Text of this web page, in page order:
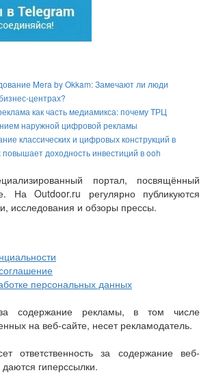
Mera by Okkam: Замечают ли люди
центрах?
как часть медиамикса: почему ТРЦ
наружной цифровой рекламы
классических и цифровых конструкций в
доходность инвестиций в ooh
портал, посвящённый
На Outdoor.ru регулярно публикуются
исследования и обзоры прессы.
персональных данных
за содержание рекламы, в том числе
на веб-сайте, несет рекламодатель.
ответственность за содержание веб-
гиперссылки.